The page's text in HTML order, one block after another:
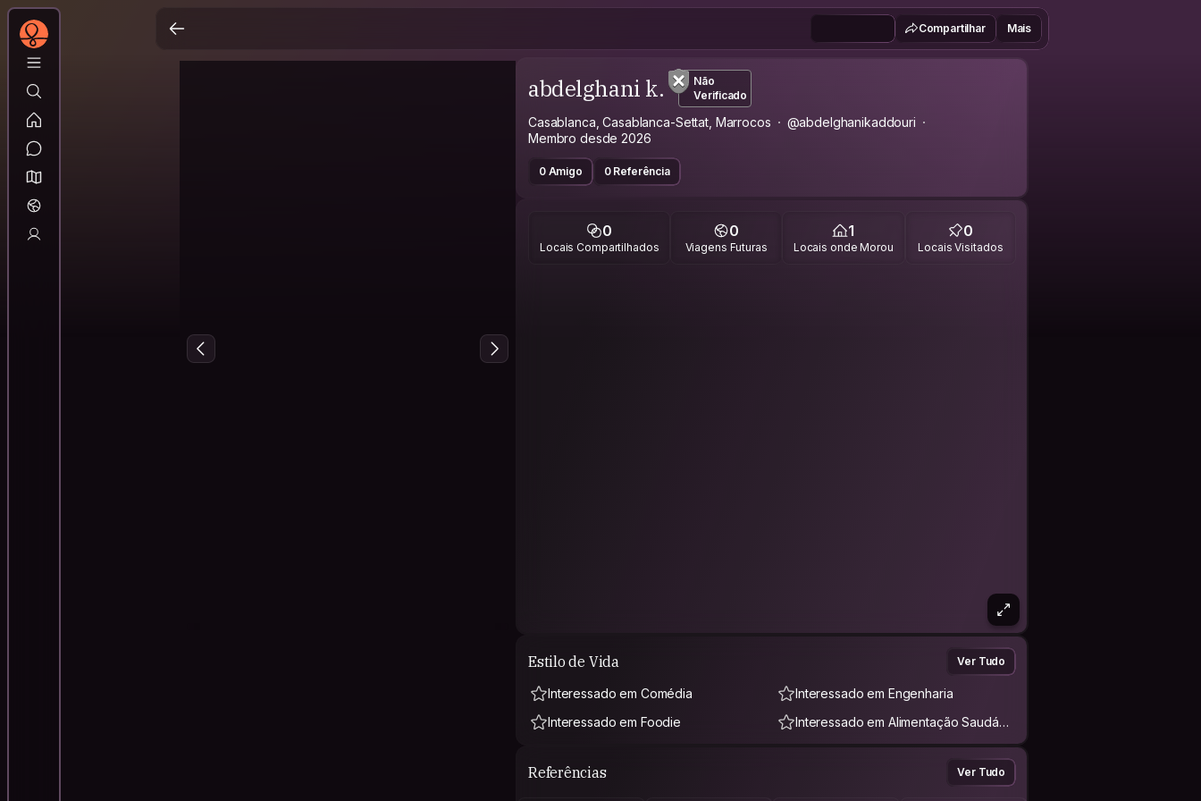
Compartilhar Mais
abdelghani k.
Não
Verificado
Casablanca, Casablanca-Settat, Marrocos
@abdelghanikaddouri
Membro desde 2026
0 Amigo 0 Referência
0
Locais Compartilhados
0
Viagens Futuras
1
Locais onde Morou
0
Locais Visitados
Estilo de Vida Ver Tudo
Interessado em Comédia
Interessado em Engenharia
Interessado em Foodie
Interessado em Alimentação Saudáve
Referências Ver Tudo